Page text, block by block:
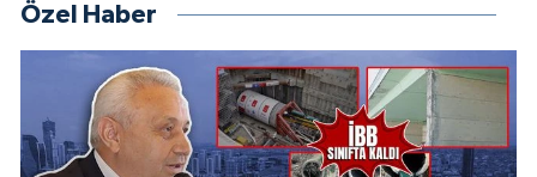
Özel Haber